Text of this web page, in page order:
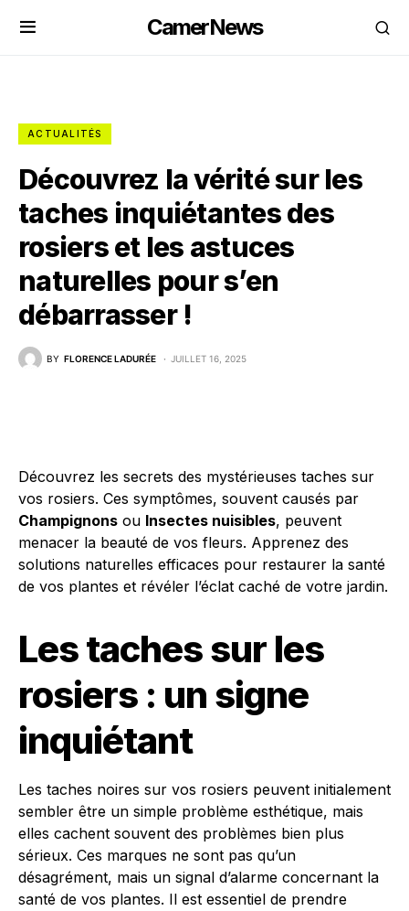
CamerNews
ACTUALITÉS
Découvrez la vérité sur les
taches inquiétantes des
rosiers et les astuces
naturelles pour s’en
débarrasser !
BY FLORENCE LADURÉE JUILLET 16, 2025
Découvrez les secrets des mystérieuses taches sur
vos rosiers. Ces symptômes, souvent causés par
Champignons ou Insectes nuisibles, peuvent
menacer la beauté de vos fleurs. Apprenez des
solutions naturelles efficaces pour restaurer la santé
de vos plantes et révéler l’éclat caché de votre jardin.
Les taches sur les
rosiers : un signe
inquiétant
Les taches noires sur vos rosiers peuvent initialement
sembler être un simple problème esthétique, mais
elles cachent souvent des problèmes bien plus
sérieux. Ces marques ne sont pas qu’un
désagrément, mais un signal d’alarme concernant la
santé de vos plantes. Il est essentiel de prendre